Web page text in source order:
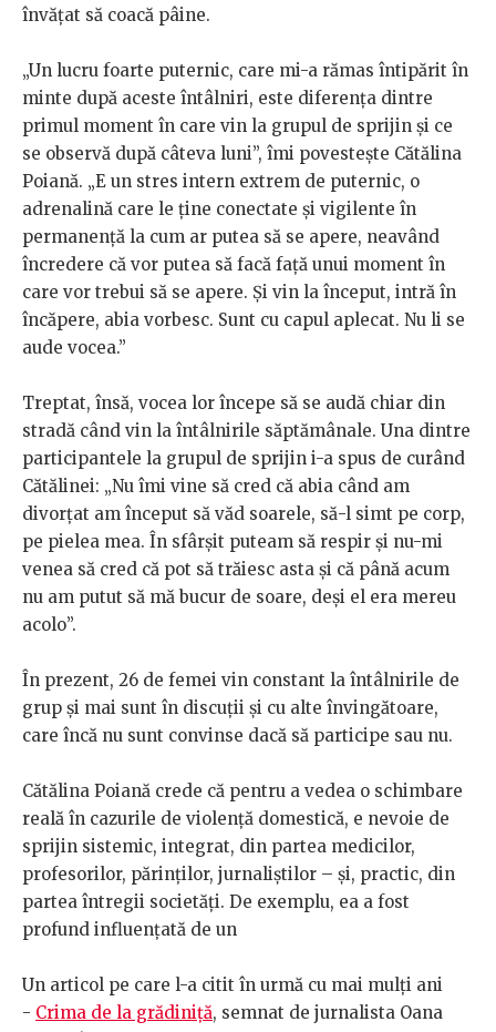
învățat să coacă pâine.
„Un lucru foarte puternic, care mi-a rămas întipărit în
minte după aceste întâlniri, este diferența dintre
primul moment în care vin la grupul de sprijin și ce
se observă după câteva luni”, îmi povestește Cătălina
Poiană. „E un stres intern extrem de puternic, o
adrenalină care le ține conectate și vigilente în
permanență la cum ar putea să se apere, neavând
încredere că vor putea să facă față unui moment în
care vor trebui să se apere. Și vin la început, intră în
încăpere, abia vorbesc. Sunt cu capul aplecat. Nu li se
aude vocea.”
Treptat, însă, vocea lor începe să se audă chiar din
stradă când vin la întâlnirile săptămânale. Una dintre
participantele la grupul de sprijin i-a spus de curând
Cătălinei: „Nu îmi vine să cred că abia când am
divorțat am început să văd soarele, să-l simt pe corp,
pe pielea mea. În sfârșit puteam să respir și nu-mi
venea să cred că pot să trăiesc asta și că până acum
nu am putut să mă bucur de soare, deși el era mereu
acolo”.
În prezent, 26 de femei vin constant la întâlnirile de
grup și mai sunt în discuții și cu alte învingătoare,
care încă nu sunt convinse dacă să participe sau nu.
Cătălina Poiană crede că pentru a vedea o schimbare
reală în cazurile de violență domestică, e nevoie de
sprijin sistemic, integrat, din partea medicilor,
profesorilor, părinților, jurnaliștilor – și, practic, din
partea întregii societăți. De exemplu, ea a fost
profund influențată de un
Un articol pe care l-a citit în urmă cu mai mulți ani
- Crima de la grădiniță, semnat de jurnalista Oana